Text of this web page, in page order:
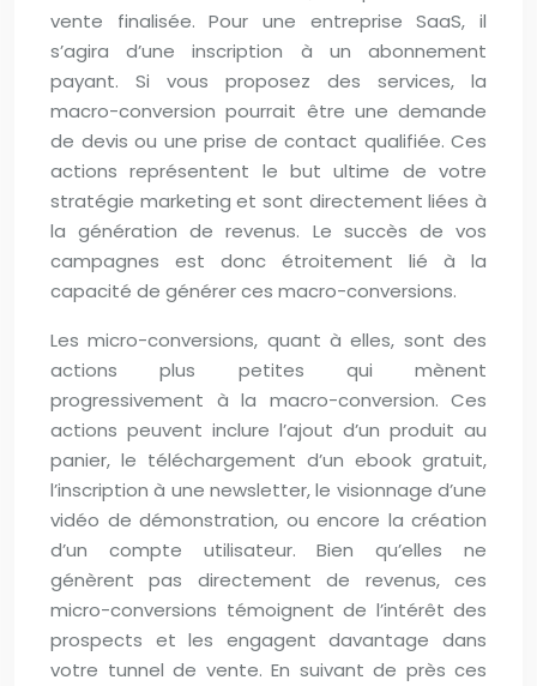
vente finalisée. Pour une entreprise SaaS, il
s’agira d’une inscription à un abonnement
payant. Si vous proposez des services, la
macro-conversion pourrait être une demande
de devis ou une prise de contact qualifiée. Ces
actions représentent le but ultime de votre
stratégie marketing et sont directement liées à
la génération de revenus. Le succès de vos
campagnes est donc étroitement lié à la
capacité de générer ces macro-conversions.
Les micro-conversions, quant à elles, sont des
actions plus petites qui mènent
progressivement à la macro-conversion. Ces
actions peuvent inclure l’ajout d’un produit au
panier, le téléchargement d’un ebook gratuit,
l’inscription à une newsletter, le visionnage d’une
vidéo de démonstration, ou encore la création
d’un compte utilisateur. Bien qu’elles ne
génèrent pas directement de revenus, ces
micro-conversions témoignent de l’intérêt des
prospects et les engagent davantage dans
votre tunnel de vente. En suivant de près ces